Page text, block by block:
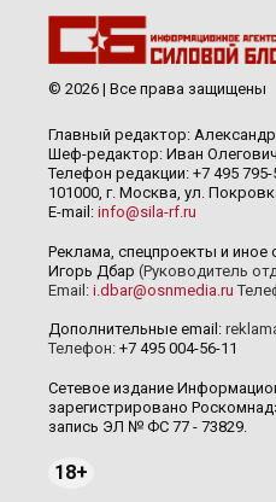
© 2026 | Все права защищены
Главный редактор:
Шеф-редактор: Иван
Телефон редакции: +7 495 795-
101000, г. Москва, ул.
E-mail: info@sila-rf.ru
Реклама, спецпроекты и иное
Игорь Дбар (Руководитель
Email: i.dbar@osnmedia.ru
Дополнительные email:
Телефон: +7 495 004-56-11
Сетевое издание
зарегистрировано
запись ЭЛ № ФС 77 - 73829.
18+